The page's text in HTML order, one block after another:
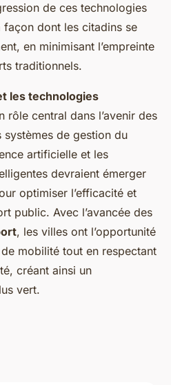
de ces technologies
dont les citadins se
en minimisant l’empreinte
traditionnels.
les technologies
rôle central dans l’avenir des
de gestion du
artificielle et les
devraient émerger
optimiser l’efficacité et
public. Avec l’avancée des
, les villes ont l’opportunité
mobilité tout en respectant
créant ainsi un
vert.